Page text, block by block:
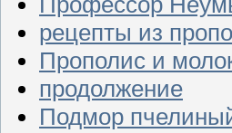
рецепты из
Прополис и
продолжение
Подмор